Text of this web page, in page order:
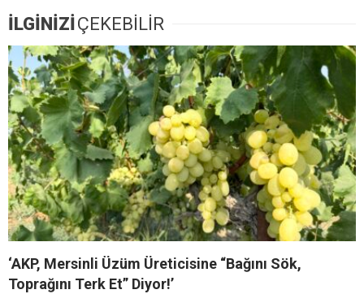
İLGİNİZİ ÇEKEBİLİR
‘AKP, Mersinli Üzüm Üreticisine “Bağını Sök,
Toprağını Terk Et” Diyor!’